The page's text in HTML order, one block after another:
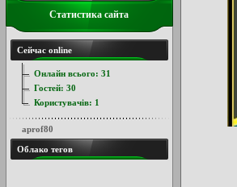
Статистика сайта
Сейчас online
Онлайн всього: 31
Гостей: 30
Користувачів: 1
aprof80
Облако тегов